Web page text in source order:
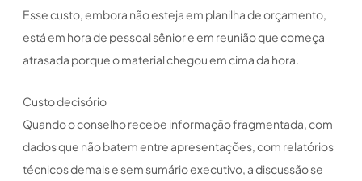
Esse custo, embora não esteja em planilha de orçamento,
está em hora de pessoal sênior e em reunião que começa
atrasada porque o material chegou em cima da hora.
Custo decisório
Quando o conselho recebe informação fragmentada, com
dados que não batem entre apresentações, com relatórios
técnicos demais e sem sumário executivo, a discussão se